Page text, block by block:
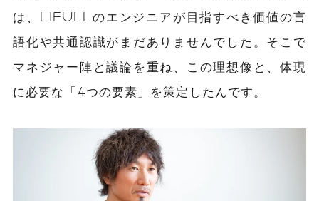
は、LIFULLのエンジニアが目指すべき価値の言
語化や共通認識がまだありませんでした。そこで
マネジャー陣と議論を重ね、この理想像と、体現
に必要な「4つの要素」を策定したんです。